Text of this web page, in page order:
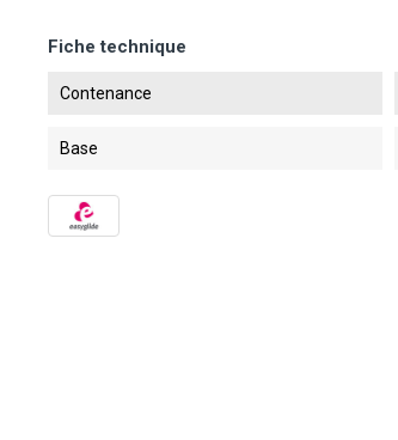
Fiche technique
Contenance
Base